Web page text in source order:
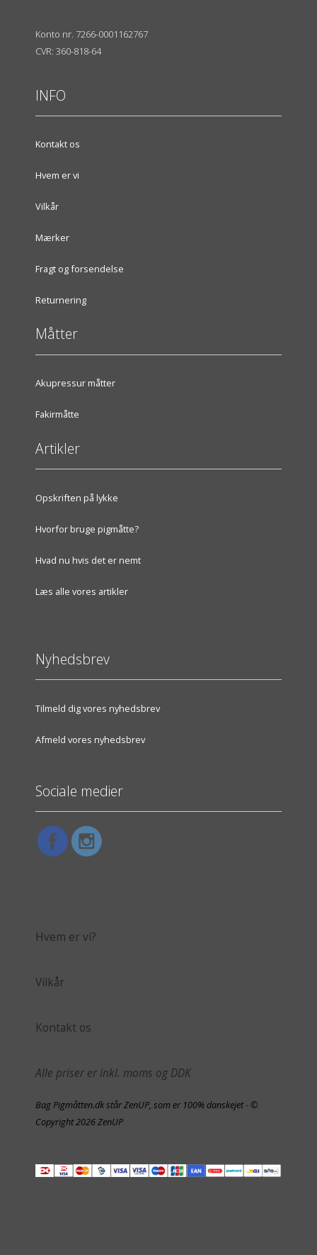
Konto nr. 7266-0001162767
CVR: 360-818-64
INFO
Kontakt os
Hvem er vi
Vilkår
Mærker
Fragt og forsendelse
Returnering
Måtter
Akupressur måtter
Fakirmåtte
Artikler
Opskriften på lykke
Hvorfor bruge pigmåtte?
Hvad nu hvis det er nemt
Læs alle vores artikler
Nyhedsbrev
Tilmeld dig vores nyhedsbrev
Afmeld vores nyhedsbrev
Sociale medier
Hvem er vi?
Vilkår
Kontakt os
Alle priser er inkl. moms og DDK
Bag Pigmåtten.dk står ZenUP, som er 100% danskejet - ©
Copyright 2026 ZenUP